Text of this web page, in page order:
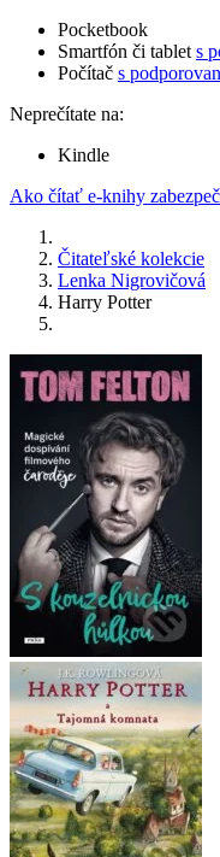
Pocketbook
Smartfón či tablet s
Počítač s
Neprečítate na:
Kindle
Ako čítať e-knihy
Čitateľské kolekcie
Lenka Nigrovičová
Harry Potter